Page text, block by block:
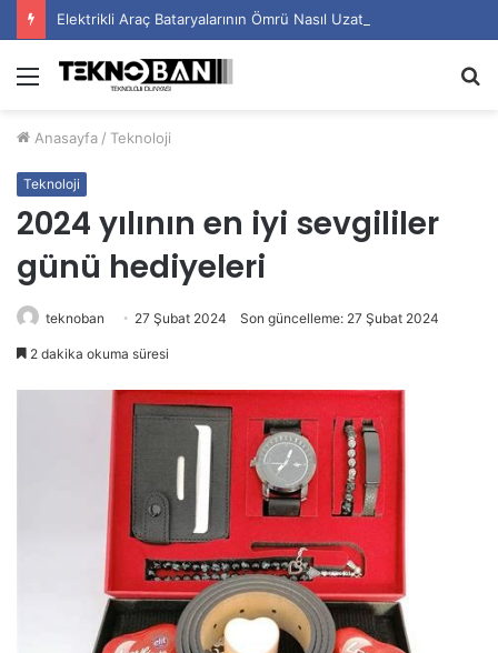
Elektrikli Araç Bataryalarının Ömrü Nasıl Uzatılır?
Menü
Anasayfa / Teknoloji
Teknoloji
2024 yılının en iyi sevgililer
günü hediyeleri
teknoban 27 Şubat 2024 Son güncelleme: 27 Şubat 2024
2 dakika okuma süresi